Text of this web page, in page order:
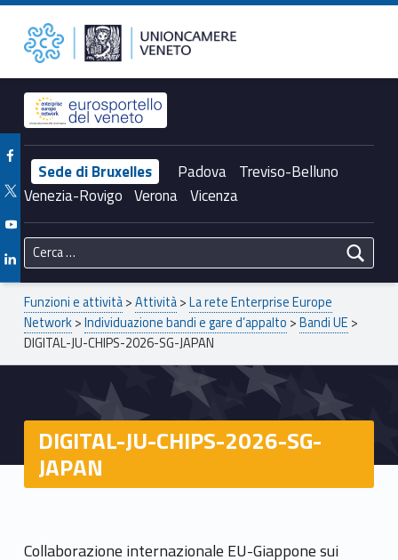
DIGITAL-JU-CHIPS-2026-SG-JAPAN – Unioncamere del Veneto Unioncamere del Veneto
Header info sidebar
Sede di Bruxelles Padova Treviso-Belluno
Venezia-Rovigo Verona Vicenza
Facebook Unioncamere Veneto
Twitter Unioncamere Veneto
Youtube Unioncamere Veneto
Linkedin Unioncamere Veneto
Ricerca per:
Breadcrumbs navigation
Funzioni e attività>Attività>La rete Enterprise Europe
Network>Individuazione bandi e gare d’appalto >Bandi UE >
DIGITAL-JU-CHIPS-2026-SG-JAPAN
DIGITAL-JU-CHIPS-2026-SG-
JAPAN
Collaborazione internazionale EU-Giappone sui